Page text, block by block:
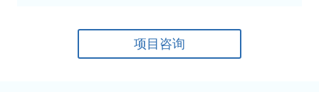
项目咨询